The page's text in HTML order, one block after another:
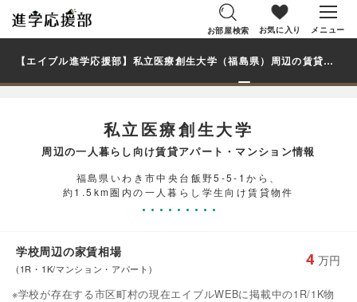
お部屋検索 お気に入り メニュー
【エイブル進学応援部】私立医療創生大学（福島県）周辺の賃貸を探す｜学生・大学生の一人暮らし向け賃貸マンション・アパート
私立医療創生大学
周辺の一人暮らし向け賃貸アパート・マンション情報
福島県いわき市中央台飯野5-5-1から、
約1.5km圏内の一人暮らし学生向け賃貸物件
学校周辺の家賃相場
(1R・1K/マンション・アパート)
4 万円
※学校が存在する市区町村の現在エイブルWEBに掲載中の1R/1K物